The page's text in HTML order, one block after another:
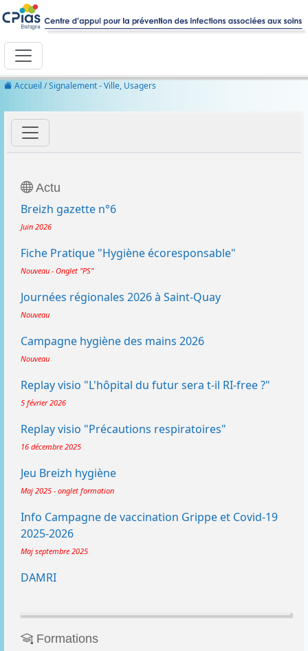
Accueil / Signalement - Ville, Usagers
Actu
Breizh gazette n°6
Juin 2026
Fiche Pratique "Hygiène écoresponsable"
Nouveau - Onglet "PS"
Journées régionales 2026 à Saint-Quay
Nouveau
Campagne hygiène des mains 2026
Nouveau
Replay visio "L'hôpital du futur sera t-il RI-free ?"
5 février 2026
Replay visio "Précautions respiratoires"
16 décembre 2025
Jeu Breizh hygiène
Maj 2025 - onglet formation
Info Campagne de vaccination Grippe et Covid-19
2025-2026
Maj septembre 2025
DAMRI
Formations